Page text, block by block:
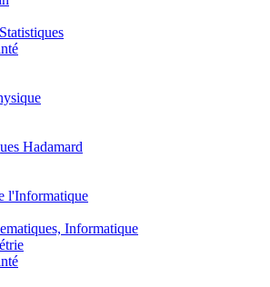
Hadamard
l'Informatique
Informatique